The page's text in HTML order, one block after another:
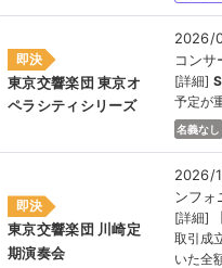
即決
東京交響楽団 東京オ
ペラシティシリーズ
2026/
コン
[詳細]
予定が
名義なし
即決
東京交響楽団 川崎定
期演奏会
2026/
ンフォ
[詳細]
取引成
いた全